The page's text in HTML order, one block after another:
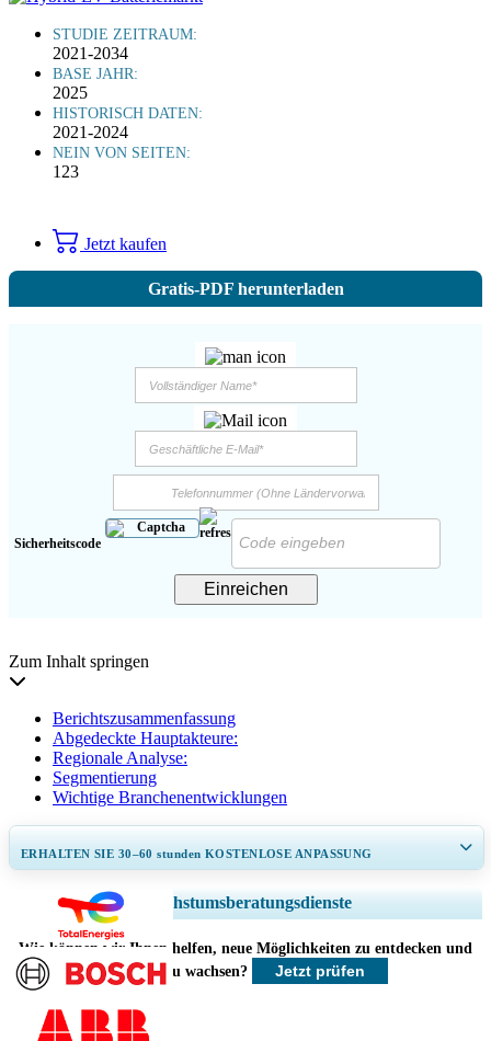
STUDIE ZEITRAUM:
2021-2034
BASE JAHR:
2025
HISTORISCH DATEN:
2021-2024
NEIN VON SEITEN:
123
Jetzt kaufen
Gratis-PDF herunterladen
Sicherheitscode
Einreichen
Zum Inhalt springen
Berichtszusammenfassung
Abgedeckte Hauptakteure:
Regionale Analyse:
Segmentierung
Wichtige Branchenentwicklungen
ERHALTEN SIE 30–60stunden KOSTENLOSE ANPASSUNG
Regionale und länderspezifische Abdeckung erweitern, Segmentanalyse,
Unternehmensprofile, Wettbewerbs-Benchmarking, und Endnutzer-
Einblicke.
Jetzt anpassen
Wachstumsberatungsdienste
Wie können wir Ihnen helfen, neue Möglichkeiten zu entdecken und
schneller zu wachsen?
Jetzt prüfen